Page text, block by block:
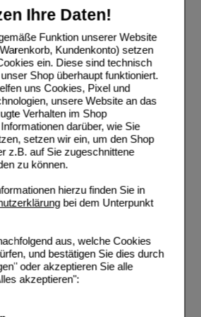
Ihre Daten!
Funktion unserer Website
Kundenkonto) setzen
ein. Diese sind technisch
Shop überhaupt funktioniert.
uns Cookies, Pixel und
unsere Website an das
Verhalten im Shop
darüber, wie Sie
setzen wir ein, um den Shop
z.B. auf Sie zugeschnittene
zu können.
hierzu finden Sie in
bei dem Unterpunkt
aus, welche Cookies
und bestätigen Sie dies durch
oder akzeptieren Sie alle
akzeptieren":